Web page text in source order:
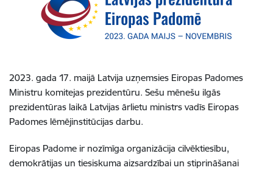
2023. gada 17. maijā Latvija uzņemsies Eiropas Padomes
Ministru komitejas prezidentūru. Sešu mēnešu ilgās
prezidentūras laikā Latvijas ārlietu ministrs vadīs Eiropas
Padomes lēmējinstitūcijas darbu.
Eiropas Padome ir nozīmīga organizācija cilvēktiesību,
demokrātijas un tiesiskuma aizsardzībai un stiprināšanai